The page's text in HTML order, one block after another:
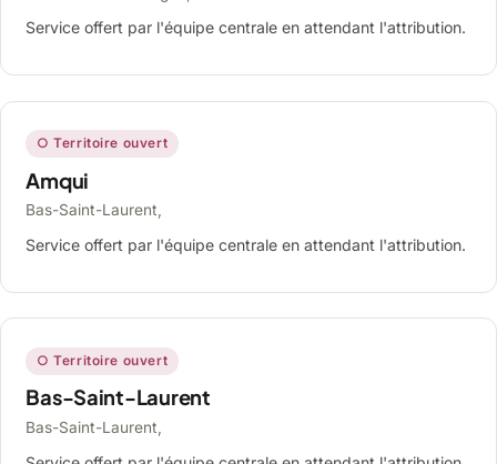
Service offert par l'équipe centrale en attendant l'attribution.
○ Territoire ouvert
Amqui
Bas-Saint-Laurent,
Service offert par l'équipe centrale en attendant l'attribution.
○ Territoire ouvert
Bas-Saint-Laurent
Bas-Saint-Laurent,